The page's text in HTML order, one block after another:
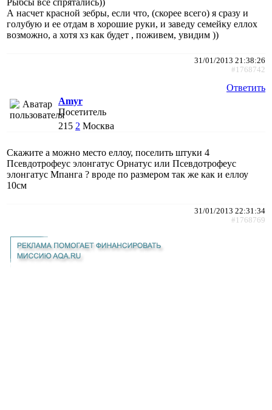
А насчет красной зебры, если что, (скорее всего) я сразу и
голубую и ее отдам в хорошие руки, и заведу семейку еллох
возможно, а хотя хз как будет , поживем, увидим ))
31/01/2013 21:38:26
#1768742
Ответить
Amyr
Посетитель
215 2 Москва
Скажите а можно место еллоу, поселить штуки 4
Псевдотрофеус элонгатус Орнатус или Псевдотрофеус
элонгатус Мпанга ? вроде по размером так же как и еллоу
10см
31/01/2013 22:31:34
#1768769